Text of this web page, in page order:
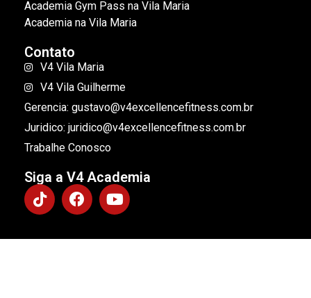
Academia Gym Pass na Vila Maria
Academia na Vila Maria
Contato
V4 Vila Maria
V4 Vila Guilherme
Gerencia: gustavo@v4excellencefitness.com.br
Juridico: juridico@v4excellencefitness.com.br
Trabalhe Conosco
Siga a V4 Academia